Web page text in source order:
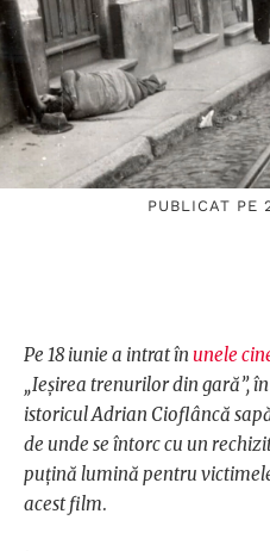
PUBLICAT PE
Pe 18 iunie a intrat în unele
„Ieșirea trenurilor din gară”,
istoricul Adrian Cioflâncă
de unde se întorc cu un
puțină lumină pentru
acest film.